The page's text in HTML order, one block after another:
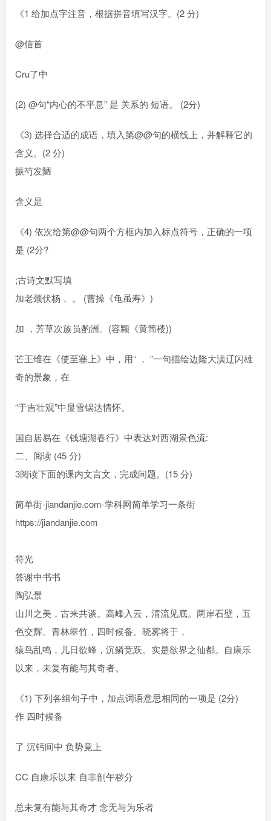
《1 给加点字注音，根据拼音填写汉字。(2 分)
@信首
Cru了中
(2) @句“内心的不平息” 是 关系的 短语。 (2分)
《3) 选择合适的成语，填入第@@句的横线上，并解释它的
含义。(2 分)
振芍发陋
含义是
《4) 依次给第@@句两个方框内加入标点符号，正确的一项
是 (2分?
;古诗文默写填
加老颈伏杨， 。 (曹操《龟虽寿》)
加 ，芳草次族员酌洲。(容颗《黄简楼))
芒王维在《使至塞上》中，用“ ， ”一句描绘边隆大潢辽闪雄
奇的景象，在
“于吉壮观”中显雪锅达情怀。
国自居易在《钱塘湖春行》中表达对西湖景色流:
二、阅读 (45 分)
3阅读下面的课内文言文，完成问题。(15 分)
简单街-jiandanjie.com-学科网简单学习一条街
https://jiandanjie.com
符光
答谢中书书
陶弘景
山川之美，古来共谈。高峰入云，清流见底。两岸石壁，五
色交辉。青林翠竹，四时候备。晓雾将于，
猿鸟乱鸣，儿日欲蜂，沉鳞竞跃。实是欲界之仙都。自康乐
以来，未复有能与其奇者。
《1) 下列各组句子中，加点词语意思相同的一项是 (2分)
作 四时候备
了 沉钙间中 负势竟上
CC 自康乐以来 自非剖午秽分
总未复有能与其奇才 念无与为乐者